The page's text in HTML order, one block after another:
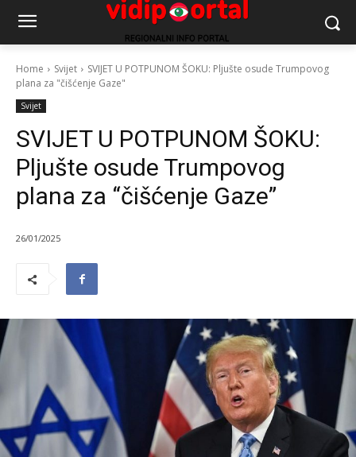
Home Svijet
SVIJET U POTPUNOM ŠOKU: Pljušte osude Trumpovog
plana za "čišćenje Gaze"
Svijet
SVIJET U POTPUNOM ŠOKU:
Pljušte osude Trumpovog
plana za “čišćenje Gaze”
26/01/2025